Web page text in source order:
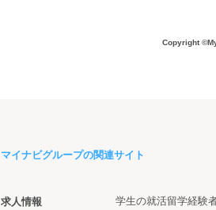
Copyright
マイナビグループの関連サイト
求人情報 学生の就活留学経験